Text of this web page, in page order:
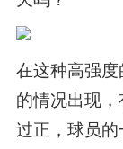
在这种高强
的情况出现
过正，球员